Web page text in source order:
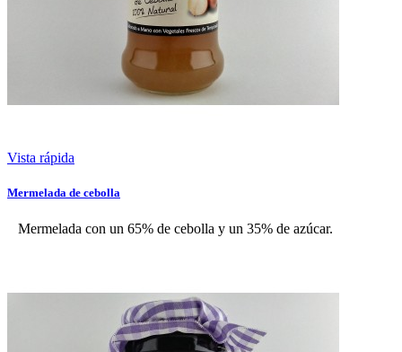
Vista rápida
Mermelada de cebolla
Mermelada con un 65% de cebolla y un 35% de azúcar.